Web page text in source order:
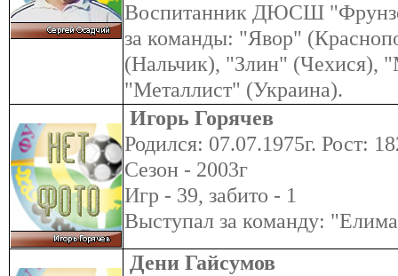
Воспитанник ДЮСШ
за команды: "Явор"
(Нальчик), "Злин" (Чехися),
"Металлист" (Украина).
Игорь Горячев
Родился: 07.07.1975г. Рост:
Сезон - 2003г
Игр - 39, забито - 1
Выступал за команду:
Дени Гайсумов